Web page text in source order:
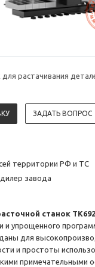
растачивания
ЗАДАТЬ ВОПРОС
территории РФ и ТС
завода
станок
и упрощенного
для
и простоты
примечательными